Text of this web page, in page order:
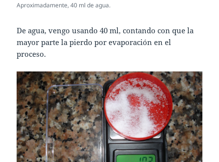
Aproximadamente, 40 ml de agua.
De agua, vengo usando 40 ml, contando con que la
mayor parte la pierdo por evaporación en el
proceso.